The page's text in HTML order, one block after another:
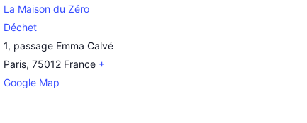
La Maison du Zéro
Déchet
1, passage Emma Calvé
Paris, 75012 France +
Google Map